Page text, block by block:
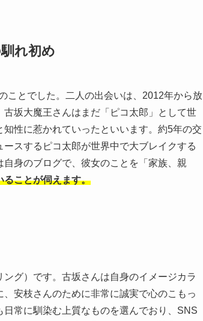
れ初め
ことでした。二人の出会いは、2012年から放
坂大魔王さんはまだ「ピコ太郎」として世
性に惹かれていったといいます。約5年の交
スするピコ太郎が世界中で大ブレイクする
身のブログで、彼女のことを「家族、親
ることが伺えます。
グ）です。古坂さんは自身のイメージカラ
安枝さんのために非常に誠実で心のこもっ
常に馴染む上質なものを選んでおり、SNS